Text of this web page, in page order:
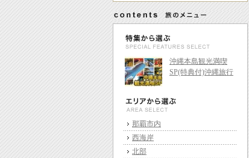
沖縄本島観光満喫
SP(特典付)沖縄旅行
那覇市内
西海岸
北部